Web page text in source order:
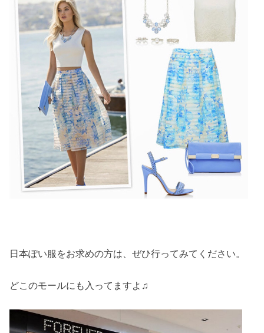
日本ぽい服をお求めの方は、ぜひ行ってみてください。
どこのモールにも入ってますよ♫